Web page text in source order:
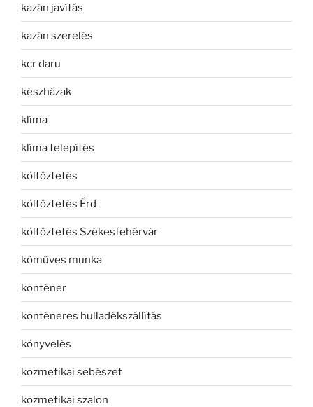
kazán javítás
kazán szerelés
kcr daru
készházak
klíma
klíma telepítés
költöztetés
költöztetés Érd
költöztetés Székesfehérvár
kőműves munka
konténer
konténeres hulladékszállítás
könyvelés
kozmetikai sebészet
kozmetikai szalon